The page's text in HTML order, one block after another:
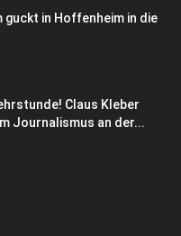
guckt in Hoffenheim in die
Claus Kleber
Journalismus an der...